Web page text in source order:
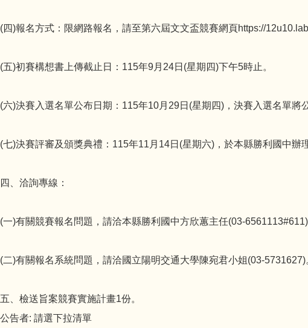
(四)報名方式：限網路報名，請至第六屆文文盃競賽網頁https://
(五)初賽構想書上傳截止日：115年9月24日(星期四)下午5時止。
(六)決賽入選名單公布日期：115年10月29日(星期四)，決賽入選名單將
(七)決賽評審及頒獎典禮：115年11月14日(星期六)，於本縣勝利國中辦理
四、洽詢專線：
(一)有關競賽報名問題，請洽本縣勝利國中方欣蕙主任(03-6561113#611)
(二)有關報名系統問題，請洽國立陽明交通大學陳宛君小姐(03-5731627)
五、檢送旨案競賽實施計畫1份。
公告者: 請選下拉清單